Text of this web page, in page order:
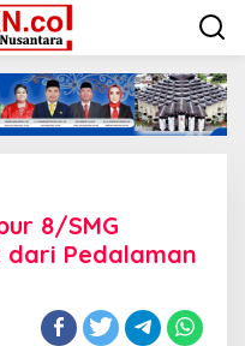
8/SMG
dari Pedalaman